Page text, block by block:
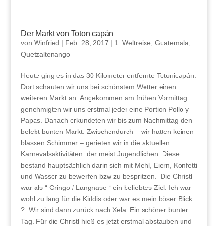
Der Markt von Totonicapán
von Winfried | Feb. 28, 2017 | 1. Weltreise, Guatemala,
Quetzaltenango
Heute ging es in das 30 Kilometer entfernte Totonicapán.
Dort schauten wir uns bei schönstem Wetter einen
weiteren Markt an. Angekommen am frühen Vormittag
genehmigten wir uns erstmal jeder eine Portion Pollo y
Papas. Danach erkundeten wir bis zum Nachmittag den
belebt bunten Markt. Zwischendurch – wir hatten keinen
blassen Schimmer – gerieten wir in die aktuellen
Karnevalsaktivitäten der meist Jugendlichen. Diese
bestand hauptsächlich darin sich mit Mehl, Eiern, Konfetti
und Wasser zu bewerfen bzw zu bespritzen. Die Christl
war als “ Gringo / Langnase “ ein beliebtes Ziel. Ich war
wohl zu lang für die Kiddis oder war es mein böser Blick
? Wir sind dann zurück nach Xela. Ein schöner bunter
Tag. Für die Christl hieß es jetzt erstmal abstauben und